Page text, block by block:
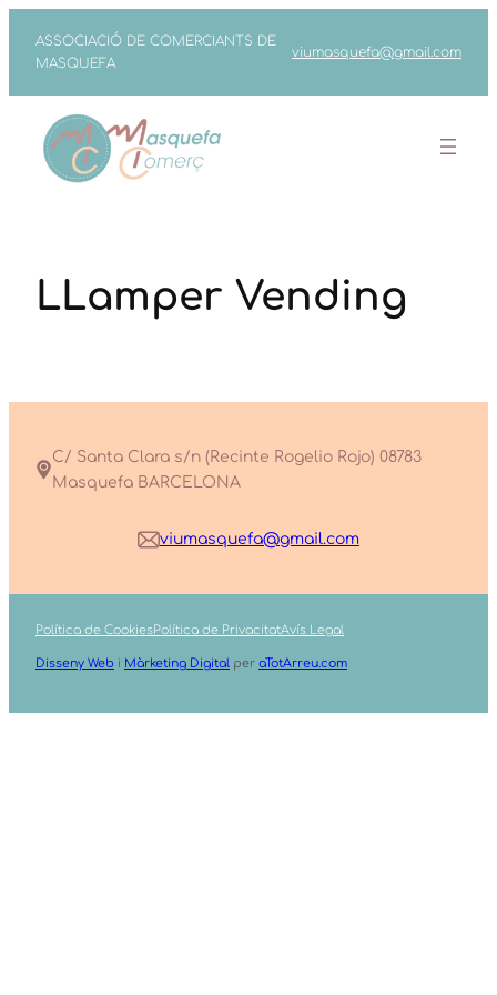
contingut
ASSOCIACIÓ DE COMERCIANTS DE
MASQUEFA
viumasquefa@gmail.com
LLamper Vending
C/ Santa Clara s/n (Recinte Rogelio Rojo) 08783
Masquefa BARCELONA
viumasquefa@gmail.com
Política de CookiesPolítica de PrivacitatAvís Legal
Disseny Web i Màrketing Digital per aTotArreu.com